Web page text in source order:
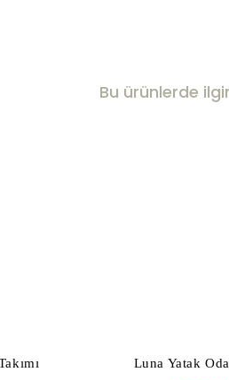
Bu ürünlerde
Luna Yatak